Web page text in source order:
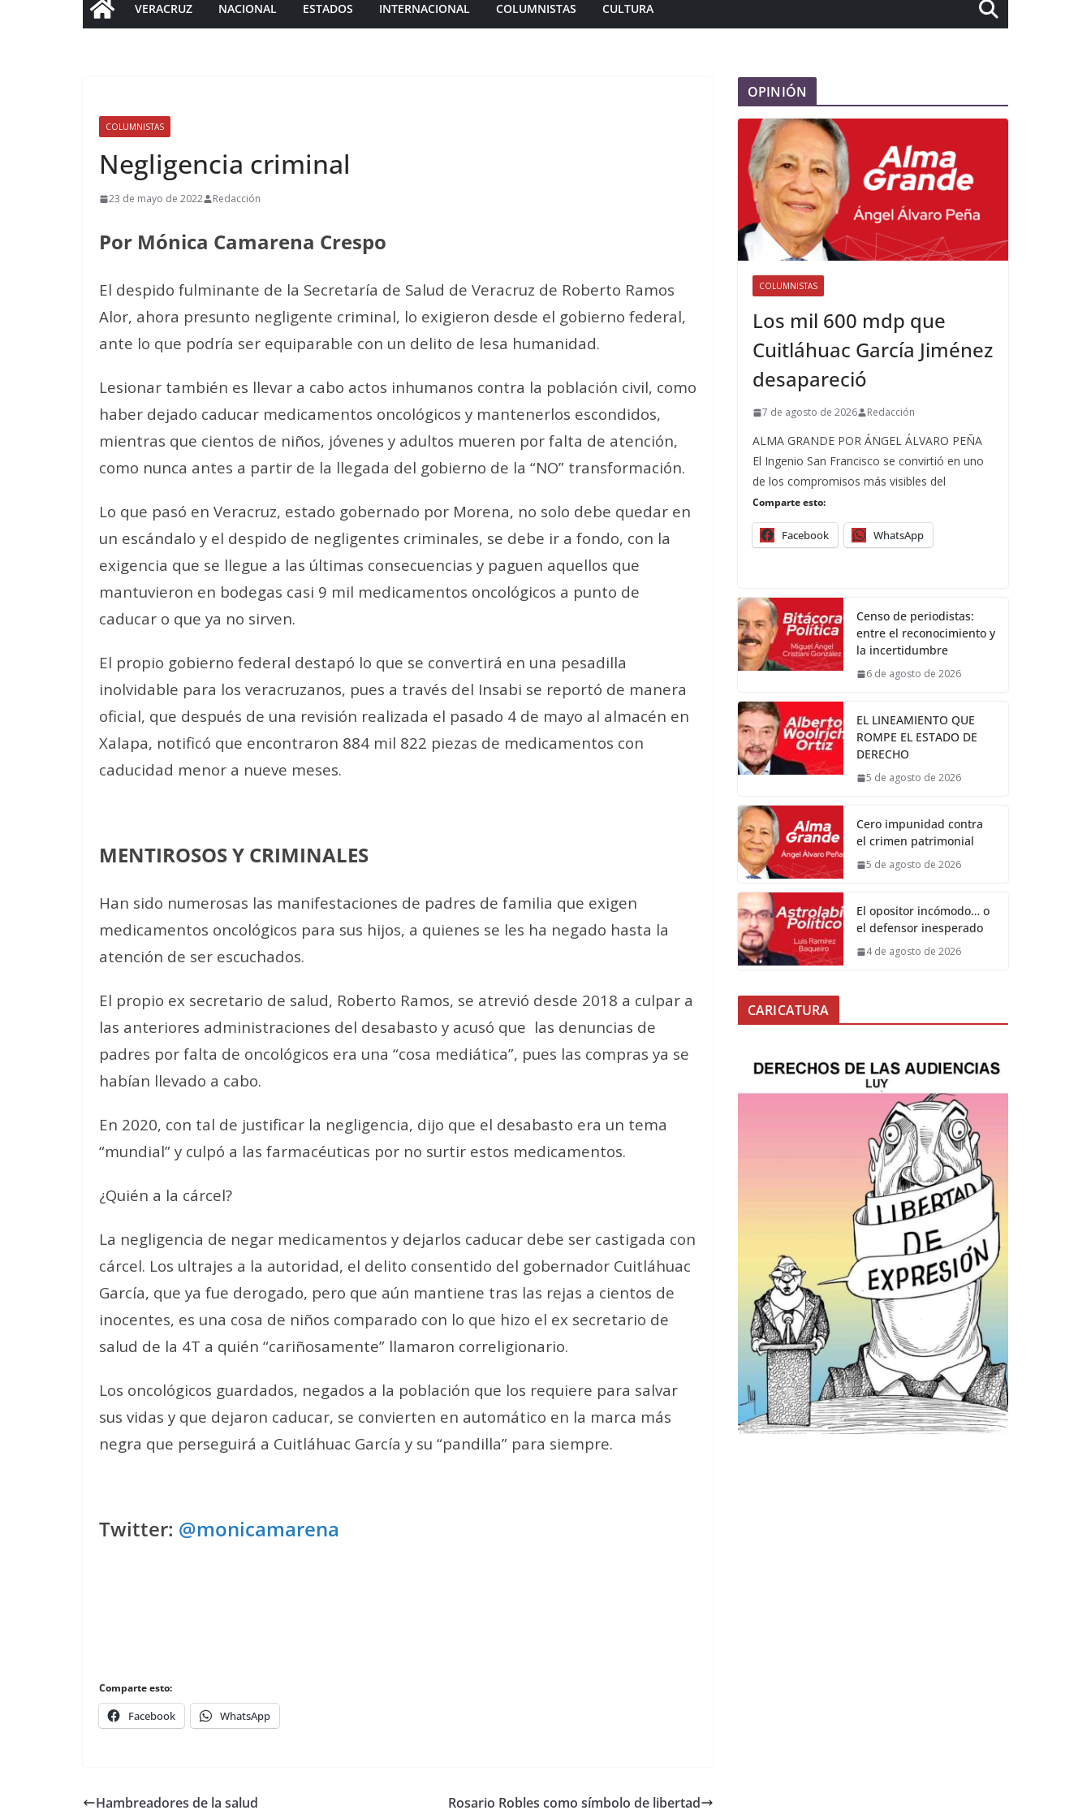
VERACRUZ NACIONAL ESTADOS INTERNACIONAL COLUMNISTAS CULTURA
COLUMNISTAS
Negligencia criminal
23 de mayo de 2022 Redacción
Por Mónica Camarena Crespo
El despido fulminante de la Secretaría de Salud de Veracruz de Roberto Ramos
Alor, ahora presunto negligente criminal, lo exigieron desde el gobierno federal,
ante lo que podría ser equiparable con un delito de lesa humanidad.
Lesionar también es llevar a cabo actos inhumanos contra la población civil, como
haber dejado caducar medicamentos oncológicos y mantenerlos escondidos,
mientras que cientos de niños, jóvenes y adultos mueren por falta de atención,
como nunca antes a partir de la llegada del gobierno de la “NO” transformación.
Lo que pasó en Veracruz, estado gobernado por Morena, no solo debe quedar en
un escándalo y el despido de negligentes criminales, se debe ir a fondo, con la
exigencia que se llegue a las últimas consecuencias y paguen aquellos que
mantuvieron en bodegas casi 9 mil medicamentos oncológicos a punto de
caducar o que ya no sirven.
El propio gobierno federal destapó lo que se convertirá en una pesadilla
inolvidable para los veracruzanos, pues a través del Insabi se reportó de manera
oficial, que después de una revisión realizada el pasado 4 de mayo al almacén en
Xalapa, notificó que encontraron 884 mil 822 piezas de medicamentos con
caducidad menor a nueve meses.
MENTIROSOS Y CRIMINALES
Han sido numerosas las manifestaciones de padres de familia que exigen
medicamentos oncológicos para sus hijos, a quienes se les ha negado hasta la
atención de ser escuchados.
El propio ex secretario de salud, Roberto Ramos, se atrevió desde 2018 a culpar a
las anteriores administraciones del desabasto y acusó que las denuncias de
padres por falta de oncológicos era una “cosa mediática”, pues las compras ya se
habían llevado a cabo.
En 2020, con tal de justificar la negligencia, dijo que el desabasto era un tema
“mundial” y culpó a las farmacéuticas por no surtir estos medicamentos.
¿Quién a la cárcel?
La negligencia de negar medicamentos y dejarlos caducar debe ser castigada con
cárcel. Los ultrajes a la autoridad, el delito consentido del gobernador Cuitláhuac
García, que ya fue derogado, pero que aún mantiene tras las rejas a cientos de
inocentes, es una cosa de niños comparado con lo que hizo el ex secretario de
salud de la 4T a quién “cariñosamente” llamaron correligionario.
Los oncológicos guardados, negados a la población que los requiere para salvar
sus vidas y que dejaron caducar, se convierten en automático en la marca más
negra que perseguirá a Cuitláhuac García y su “pandilla” para siempre.
Twitter: @monicamarena
Comparte esto:
Facebook WhatsApp
Hambreadores de la salud Rosario Robles como símbolo de libertad
OPINIÓN
COLUMNISTAS
Los mil 600 mdp que
Cuitláhuac García Jiménez
desapareció
7 de agosto de 2026 Redacción
ALMA GRANDE POR ÁNGEL ÁLVARO PEÑA
El Ingenio San Francisco se convirtió en uno
de los compromisos más visibles del
Comparte esto:
Facebook WhatsApp
Censo de periodistas:
entre el reconocimiento y
la incertidumbre
6 de agosto de 2026
EL LINEAMIENTO QUE
ROMPE EL ESTADO DE
DERECHO
5 de agosto de 2026
Cero impunidad contra
el crimen patrimonial
5 de agosto de 2026
El opositor incómodo… o
el defensor inesperado
4 de agosto de 2026
CARICATURA